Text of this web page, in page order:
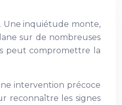
Une inquiétude monte,
sur de nombreuses
peut compromettre la
intervention précoce
reconnaître les signes